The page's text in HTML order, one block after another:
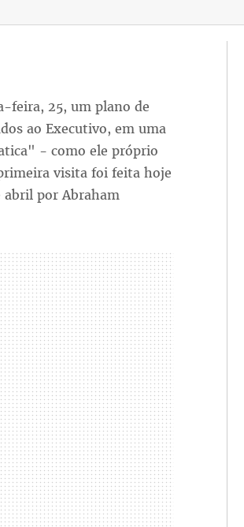
feira, 25, um plano de
ao Executivo, em uma
- como ele próprio
visita foi feita hoje
abril por Abraham